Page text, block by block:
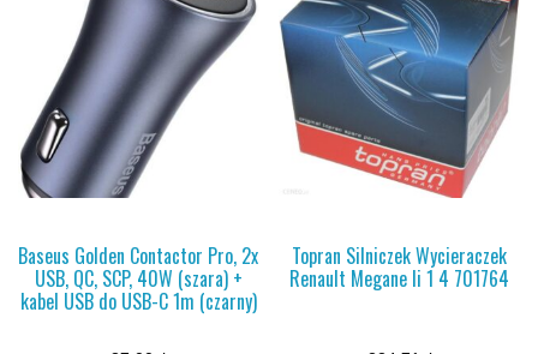
Baseus Golden Contactor Pro, 2x
USB, QC, SCP, 40W (szara) +
kabel USB do USB-C 1m (czarny)
Topran Silniczek Wycieraczek
Renault Megane Ii 1 4 701764